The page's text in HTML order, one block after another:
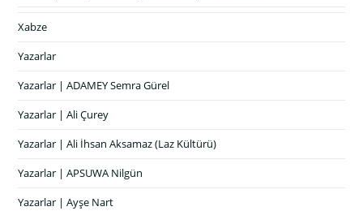
Xabze
Yazarlar
Yazarlar | ADAMEY Semra Gürel
Yazarlar | Ali Çurey
Yazarlar | Ali İhsan Aksamaz (Laz Kültürü)
Yazarlar | APSUWA Nilgün
Yazarlar | Ayşe Nart